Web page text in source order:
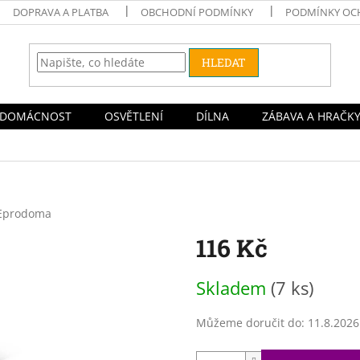
DOPRAVA A PLATBA OBCHODNÍ PODMÍNKY PODMÍNKY
HLEDAT
DOMÁCNOST OSVĚTLENÍ DÍLNA ZÁBAVA A HRAČKY
116 Kč
cena:
Skladem (7 ks)
Můžeme doručit do: 11.8.2026